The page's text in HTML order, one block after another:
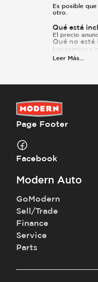
Es posible
otro.
Qué está
El precio
Qué no
Los precios y
Leer Más
Page Footer
Facebook
Modern Auto
GoModern
Sell/Trade
Finance
Service
Parts